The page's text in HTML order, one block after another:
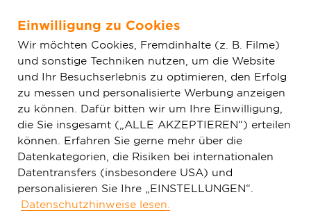
Zum Hauptinhalt springen
Aktuelles
plant Ausbau des Glasfaser-Netzes in Flein
Einwilligung zu Cookies
Wir möchten Cookies, Fremdinhalte (z. B. Filme)
und sonstige Techniken nutzen, um die Website
und Ihr Besuchserlebnis zu optimieren, den Erfolg
zu messen und personalisierte Werbung anzeigen
zu können. Dafür bitten wir um Ihre Einwilligung,
die Sie insgesamt („ALLE AKZEPTIEREN“) erteilen
können. Erfahren Sie gerne mehr über die
Datenkategorien, die Risiken bei internationalen
Datentransfers (insbesondere USA) und
personalisieren Sie Ihre „EINSTELLUNGEN“.
Datenschutzhinweise lesen.